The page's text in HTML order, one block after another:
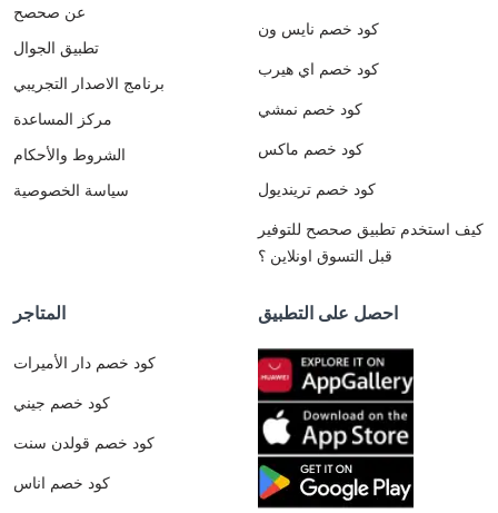
عن صحصح
تطبيق الجوال
برنامج الاصدار التجريبي
مركز المساعدة
الشروط والأحكام
سياسة الخصوصية
كود خصم نايس ون
كود خصم اي هيرب
كود خصم نمشي
كود خصم ماكس
كود خصم ترينديول
كيف استخدم تطبيق صحصح للتوفير
قبل التسوق اونلاين ؟
المتاجر
كود خصم دار الأميرات
كود خصم جيني
كود خصم قولدن سنت
كود خصم اناس
احصل على التطبيق